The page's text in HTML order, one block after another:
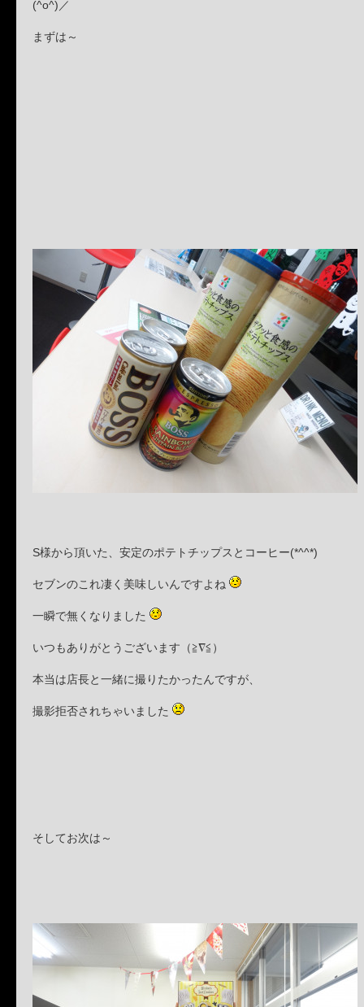
(^o^)／
まずは～
S様から頂いた、安定のポテトチップスとコーヒー(*^^*)
セブンのこれ凄く美味しいんですよね
一瞬で無くなりました
いつもありがとうございます（≧∇≦）
本当は店長と一緒に撮りたかったんですが、
撮影拒否されちゃいました
そしてお次は～